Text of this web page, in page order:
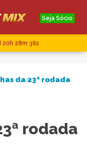
Seja Sócio
20h 28m 35s
da 23ª rodada
rodada